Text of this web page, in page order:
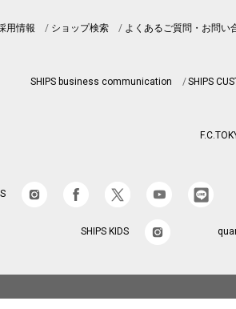
用情報 ショップ検索 よくあるご質問・お問い
SHIPS business communication SHIPS
SHIPS KIDS